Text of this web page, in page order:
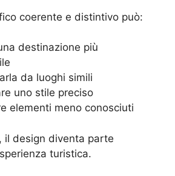
coerente e distintivo può:
destinazione più
da luoghi simili
uno stile preciso
elementi meno conosciuti
il design diventa parte
turistica.